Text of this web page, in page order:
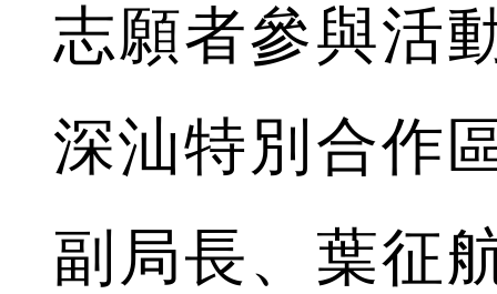
志願者參與活
深汕特別合作
副局長、葉征